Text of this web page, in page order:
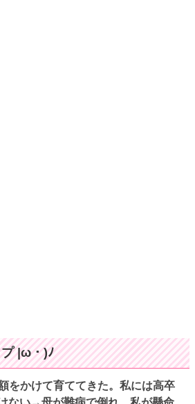
プ |ω・)ﾉ
をかけて育ててきた。私には高卒